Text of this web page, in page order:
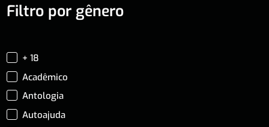
Filtro por gênero
+ 18
Acadêmico
Antologia
Autoajuda